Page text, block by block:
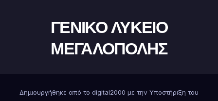
ΓΕΝΙΚΟ ΛΥΚΕΙΟ
ΜΕΓΑΛΟΠΟΛΗΣ
Δημιουργήθηκε από το digital2000 με την Υποστήριξη του